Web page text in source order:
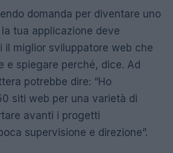
domanda per diventare uno
tua applicazione deve
il miglior sviluppatore web che
e spiegare perché, dice. Ad
potrebbe dire: “Ho
siti web per una varietà di
avanti i progetti
supervisione e direzione”.